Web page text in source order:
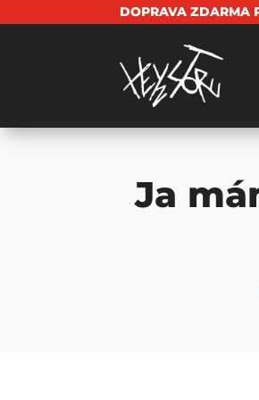
DOPRAVA ZDARMA
Ja